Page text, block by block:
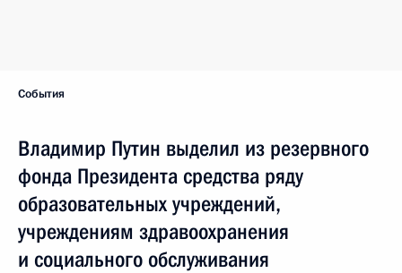
События
Владимир Путин выделил из резервного
фонда Президента средства ряду
образовательных учреждений,
учреждениям здравоохранения
и социального обслуживания